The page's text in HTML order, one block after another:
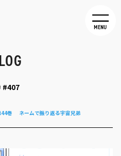
MENU
#407
巻 ネームで振り返る宇宙兄弟